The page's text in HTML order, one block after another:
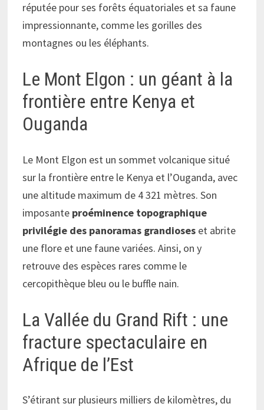
réputée pour ses forêts équatoriales et sa faune
impressionnante, comme les gorilles des
montagnes ou les éléphants.
Le Mont Elgon : un géant à la
frontière entre Kenya et
Ouganda
Le Mont Elgon est un sommet volcanique situé
sur la frontière entre le Kenya et l’Ouganda, avec
une altitude maximum de 4 321 mètres. Son
imposante proéminence topographique
privilégie des panoramas grandioses et abrite
une flore et une faune variées. Ainsi, on y
retrouve des espèces rares comme le
cercopithèque bleu ou le buffle nain.
La Vallée du Grand Rift : une
fracture spectaculaire en
Afrique de l’Est
S’étirant sur plusieurs milliers de kilomètres, du